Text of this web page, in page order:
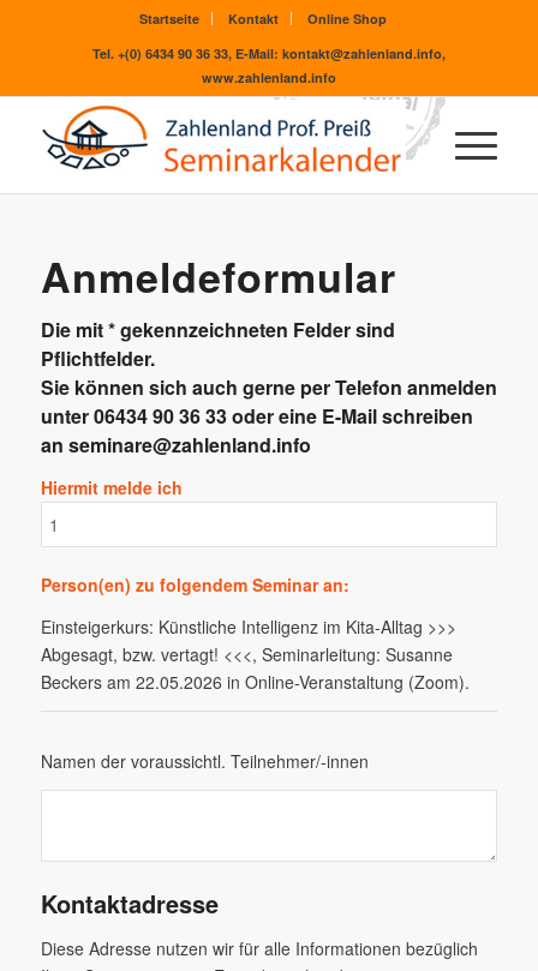
Startseite Kontakt
Online Shop
Tel. +(0) 6434 90 36 33, E-Mail: kontakt@zahlenland.info,
www.zahlenland.info
Anmeldeformular
Die mit * gekennzeichneten Felder sind
Pflichtfelder.
Sie können sich auch gerne per Telefon anmelden
unter 06434 90 36 33 oder eine E-Mail schreiben
an seminare@zahlenland.info
Hiermit melde ich
Person(en) zu folgendem Seminar an:
Einsteigerkurs: Künstliche Intelligenz im Kita-Alltag >>>
Abgesagt, bzw. vertagt! <<<, Seminarleitung: Susanne
Beckers am 22.05.2026 in Online-Veranstaltung (Zoom).
Namen der voraussichtl. Teilnehmer/-innen
Kontaktadresse
Diese Adresse nutzen wir für alle Informationen bezüglich